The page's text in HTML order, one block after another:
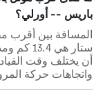
باريس -- أورلي؟
المسافة بين أقرب
أن يختلف وقت
واتجاهات حركة